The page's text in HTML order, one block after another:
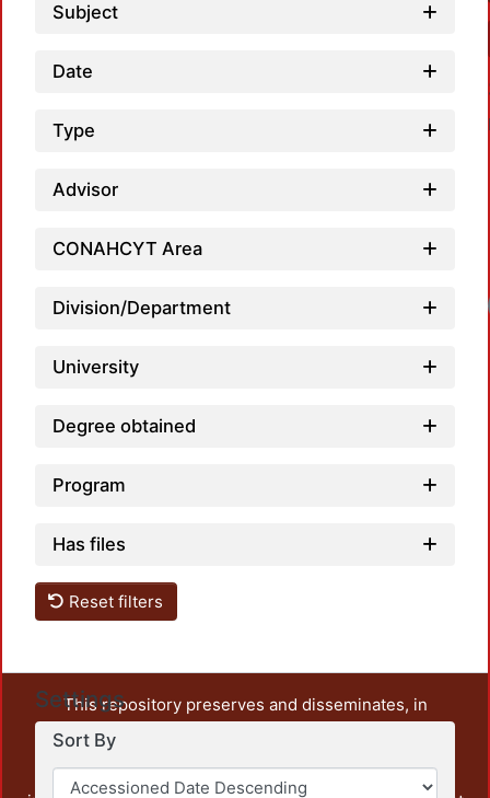
Subject
Date
Type
Advisor
CONAHCYT Area
Division/Department
University
Degree obtained
Program
Has files
Reset filters
Settings
Sort By
This repository preserves and disseminates, in
unrestricted open access, the teaching and research
output of UAM Azcapotzalco. It also includes some
administrative and graphic documents from the